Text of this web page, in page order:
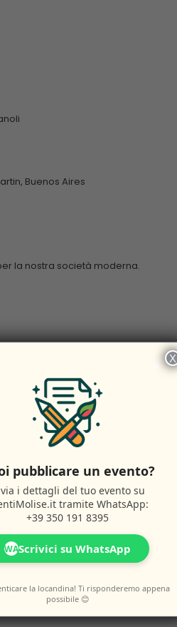
Buenos Aires
la nostra società moderna.
×
pubblicare un evento?
i dettagli del tuo evento su
tramite WhatsApp:
+39 350 191 8395
WAScrivici su WhatsApp
la locandina! Ti risponderemo appena
possibile 😊
X